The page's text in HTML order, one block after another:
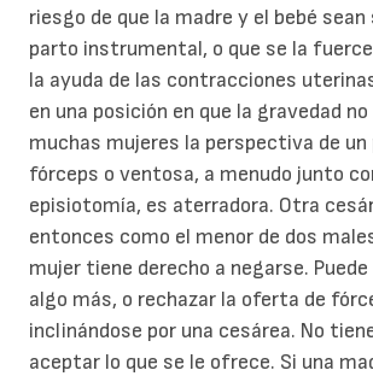
riesgo de que la madre y el bebé
parto instrumental, o que se la
la ayuda de las contracciones
en una posición en que la gravedad no
muchas mujeres la perspectiva de
fórceps o ventosa, a menudo junto
episiotomía, es aterradora. Otra
entonces como el menor de dos
mujer tiene derecho a negarse.
algo más, o rechazar la oferta de
inclinándose por una cesárea. No
aceptar lo que se le ofrece. Si una